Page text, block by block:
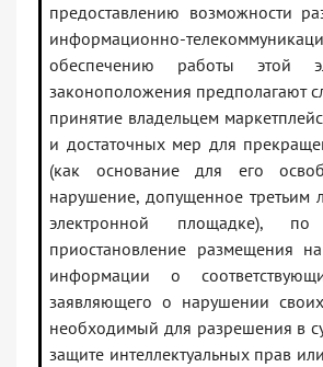
предоставлению возможности
информационно-
обеспечению работы этой
законоположения предполагают
принятие владельцем
и достаточных мер для
(как основание для его
нарушение, допущенное третьим
электронной площадке),
приостановление размещения
информации о
заявляющего о нарушении
необходимый для разрешения в
защите интеллектуальных прав